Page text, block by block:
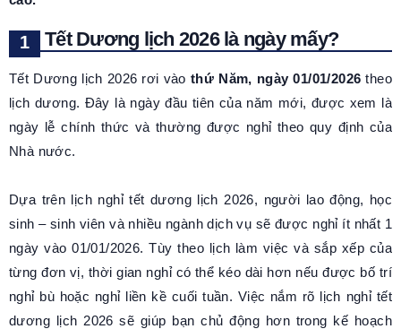
Tết Dương lịch 2026 là ngày mấy?
Tết Dương lịch 2026 rơi vào thứ Năm, ngày 01/01/2026theo
lịch dương. Đây là ngày đầu tiên của năm mới, được xem là
ngày lễ chính thức và thường được nghỉ theo quy định của
Nhà nước.
Dựa trên lịch nghỉ tết dương lịch 2026, người lao động, học
sinh – sinh viên và nhiều ngành dịch vụ sẽ được nghỉ ít nhất 1
ngày vào 01/01/2026. Tùy theo lịch làm việc và sắp xếp của
từng đơn vị, thời gian nghỉ có thể kéo dài hơn nếu được bố trí
nghỉ bù hoặc nghỉ liền kề cuối tuần. Việc nắm rõ lịch nghỉ tết
dương lịch 2026 sẽ giúp bạn chủ động hơn trong kế hoạch